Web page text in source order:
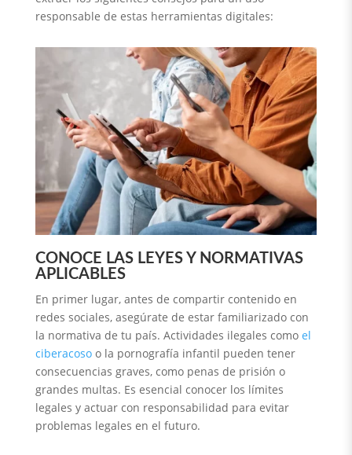
responsable de estas herramientas digitales:
CONOCE LAS LEYES Y NORMATIVAS
APLICABLES
En primer lugar, antes de compartir contenido en
redes sociales, asegúrate de estar familiarizado con
la normativa de tu país. Actividades ilegales como el
ciberacosoo la pornografía infantil pueden tener
consecuencias graves, como penas de prisión o
grandes multas. Es esencial conocer los límites
legales y actuar con responsabilidad para evitar
problemas legales en el futuro.